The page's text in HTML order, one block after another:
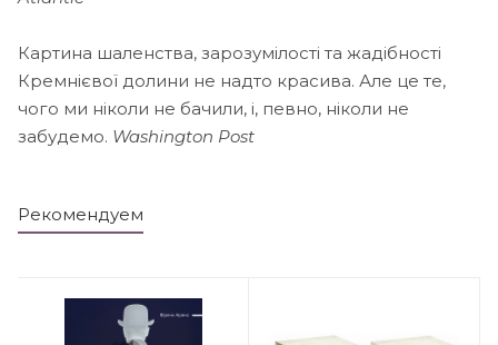
Картина шаленства, зарозумілості та жадібності
Кремнієвої долини не надто красива. Але це те,
чого ми ніколи не бачили, і, певно, ніколи не
забудемо. Washington Post
Рекомендуем